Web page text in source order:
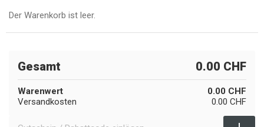
Der Warenkorb ist leer.
Gesamt 0.00 CHF
Warenwert
0.00 CHF
Versandkosten
0.00 CHF